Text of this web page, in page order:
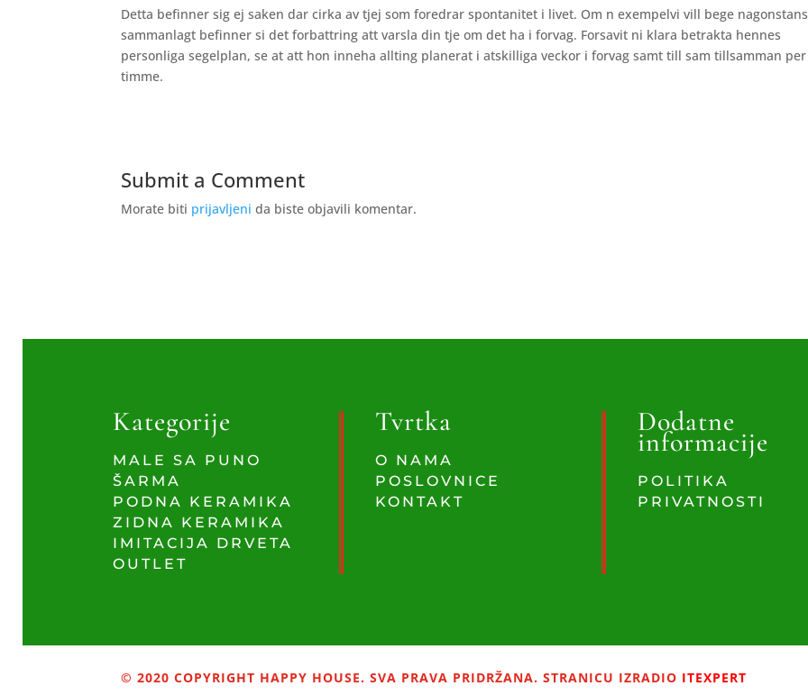
Detta befinner sig ej saken dar cirka av tjej som foredrar spontanitet i livet. Om n exempelvi vill bege nagonstans
sammanlagt befinner si det forbattring att varsla din tje om det ha i forvag. Forsavit ni klara betrakta hennes
personliga segelplan, se at att hon inneha allting planerat i atskilliga veckor i forvag samt till sam tillsamman per
timme.
Submit a Comment
Morate biti prijavljeni da biste objavili komentar.
Kategorije
MALE SA PUNO
ŠARMA
PODNA KERAMIKA
ZIDNA KERAMIKA
IMITACIJA DRVETA
OUTLET
Tvrtka
O NAMA
POSLOVNICE
KONTAKT
Dodatne
informacije
POLITIKA
PRIVATNOSTI
© 2020 COPYRIGHT HAPPY HOUSE. SVA PRAVA PRIDRŽANA. STRANICU IZRADIO ITEXPERT